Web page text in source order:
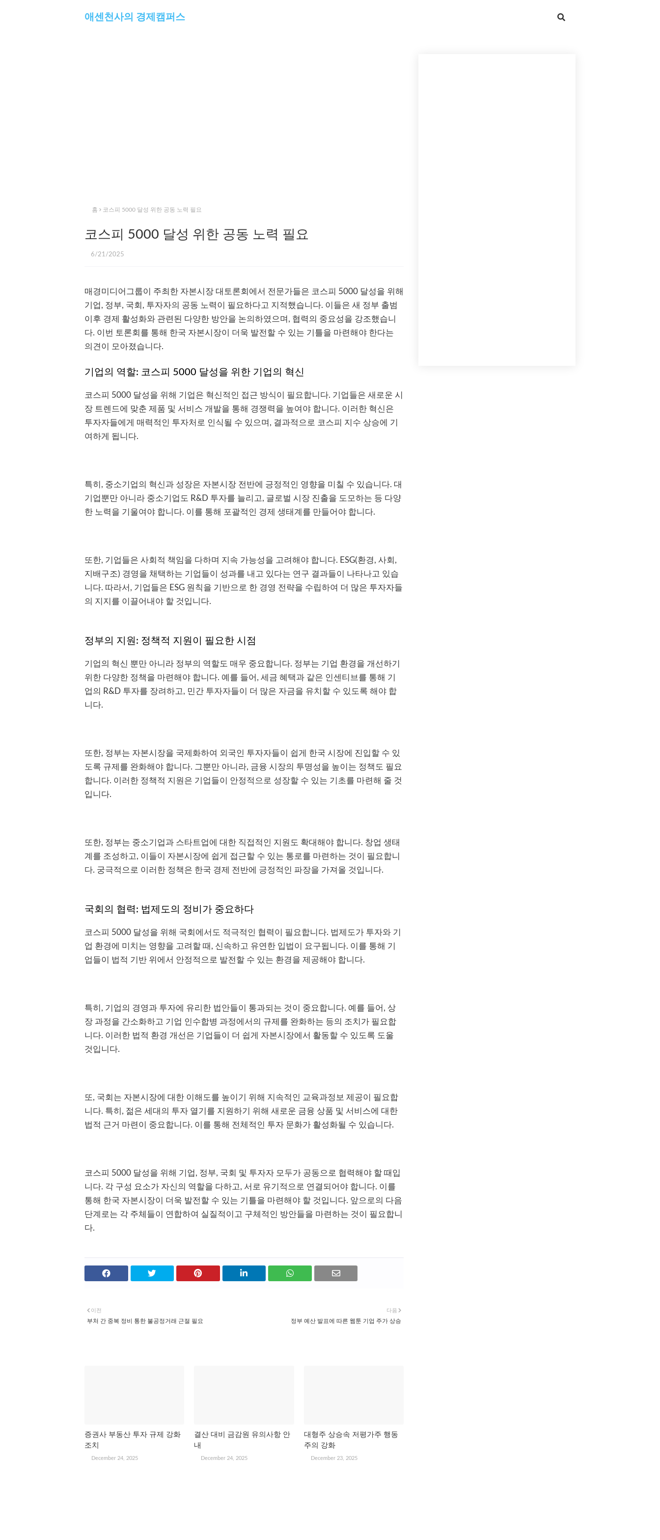
애센천사의 경제캠퍼스
홈 코스피 5000 달성 위한 공동 노력 필요
코스피 5000 달성 위한 공동 노력 필요
6/21/2025
매경미디어그룹이 주최한 자본시장 대토론회에서 전문가들은 코스피 5000 달성을 위해
기업, 정부, 국회, 투자자의 공동 노력이 필요하다고 지적했습니다. 이들은 새 정부 출범
이후 경제 활성화와 관련된 다양한 방안을 논의하였으며, 협력의 중요성을 강조했습니
다. 이번 토론회를 통해 한국 자본시장이 더욱 발전할 수 있는 기틀을 마련해야 한다는
의견이 모아졌습니다.
기업의 역할: 코스피 5000 달성을 위한 기업의 혁신
코스피 5000 달성을 위해 기업은 혁신적인 접근 방식이 필요합니다. 기업들은 새로운 시
장 트렌드에 맞춘 제품 및 서비스 개발을 통해 경쟁력을 높여야 합니다. 이러한 혁신은
투자자들에게 매력적인 투자처로 인식될 수 있으며, 결과적으로 코스피 지수 상승에 기
여하게 됩니다.
특히, 중소기업의 혁신과 성장은 자본시장 전반에 긍정적인 영향을 미칠 수 있습니다. 대
기업뿐만 아니라 중소기업도 R&D 투자를 늘리고, 글로벌 시장 진출을 도모하는 등 다양
한 노력을 기울여야 합니다. 이를 통해 포괄적인 경제 생태계를 만들어야 합니다.
또한, 기업들은 사회적 책임을 다하며 지속 가능성을 고려해야 합니다. ESG(환경, 사회,
지배구조) 경영을 채택하는 기업들이 성과를 내고 있다는 연구 결과들이 나타나고 있습
니다. 따라서, 기업들은 ESG 원칙을 기반으로 한 경영 전략을 수립하여 더 많은 투자자들
의 지지를 이끌어내야 할 것입니다.
정부의 지원: 정책적 지원이 필요한 시점
기업의 혁신 뿐만 아니라 정부의 역할도 매우 중요합니다. 정부는 기업 환경을 개선하기
위한 다양한 정책을 마련해야 합니다. 예를 들어, 세금 혜택과 같은 인센티브를 통해 기
업의 R&D 투자를 장려하고, 민간 투자자들이 더 많은 자금을 유치할 수 있도록 해야 합
니다.
또한, 정부는 자본시장을 국제화하여 외국인 투자자들이 쉽게 한국 시장에 진입할 수 있
도록 규제를 완화해야 합니다. 그뿐만 아니라, 금융 시장의 투명성을 높이는 정책도 필요
합니다. 이러한 정책적 지원은 기업들이 안정적으로 성장할 수 있는 기초를 마련해 줄 것
입니다.
또한, 정부는 중소기업과 스타트업에 대한 직접적인 지원도 확대해야 합니다. 창업 생태
계를 조성하고, 이들이 자본시장에 쉽게 접근할 수 있는 통로를 마련하는 것이 필요합니
다. 궁극적으로 이러한 정책은 한국 경제 전반에 긍정적인 파장을 가져올 것입니다.
국회의 협력: 법제도의 정비가 중요하다
코스피 5000 달성을 위해 국회에서도 적극적인 협력이 필요합니다. 법제도가 투자와 기
업 환경에 미치는 영향을 고려할 때, 신속하고 유연한 입법이 요구됩니다. 이를 통해 기
업들이 법적 기반 위에서 안정적으로 발전할 수 있는 환경을 제공해야 합니다.
특히, 기업의 경영과 투자에 유리한 법안들이 통과되는 것이 중요합니다. 예를 들어, 상
장 과정을 간소화하고 기업 인수합병 과정에서의 규제를 완화하는 등의 조치가 필요합
니다. 이러한 법적 환경 개선은 기업들이 더 쉽게 자본시장에서 활동할 수 있도록 도울
것입니다.
또, 국회는 자본시장에 대한 이해도를 높이기 위해 지속적인 교육과정보 제공이 필요합
니다. 특히, 젊은 세대의 투자 열기를 지원하기 위해 새로운 금융 상품 및 서비스에 대한
법적 근거 마련이 중요합니다. 이를 통해 전체적인 투자 문화가 활성화될 수 있습니다.
코스피 5000 달성을 위해 기업, 정부, 국회 및 투자자 모두가 공동으로 협력해야 할 때입
니다. 각 구성 요소가 자신의 역할을 다하고, 서로 유기적으로 연결되어야 합니다. 이를
통해 한국 자본시장이 더욱 발전할 수 있는 기틀을 마련해야 할 것입니다. 앞으로의 다음
단계로는 각 주체들이 연합하여 실질적이고 구체적인 방안들을 마련하는 것이 필요합니
다.
다음
정부 예산 발표에 따른 웹툰 기업 주가 상승
이전
부처 간 중복 정비 통한 불공정거래 근절 필요
증권사 부동산 투자 규제 강화
조치
December 24, 2025
결산 대비 금감원 유의사항 안
내
December 24, 2025
대형주 상승속 저평가주 행동
주의 강화
December 23, 2025